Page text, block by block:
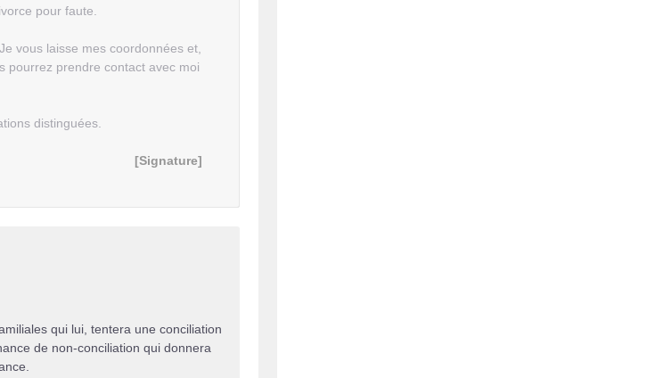
pour faute.
vous laisse mes coordonnées et,
pourrez prendre contact avec moi
distinguées.
[Signature]
qui lui, tentera une conciliation
de non-conciliation qui donnera